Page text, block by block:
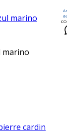
marino
de